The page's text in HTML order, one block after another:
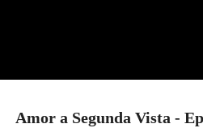
Amor a Segunda Vista -